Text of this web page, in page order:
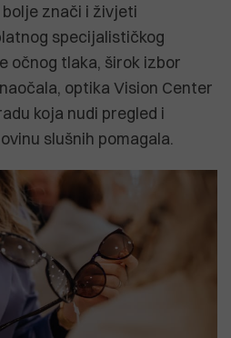
znači i živjeti
specijalističkog
očnog tlaka, širok izbor
optika Vision Center
koja nudi pregled i
slušnih pomagala.